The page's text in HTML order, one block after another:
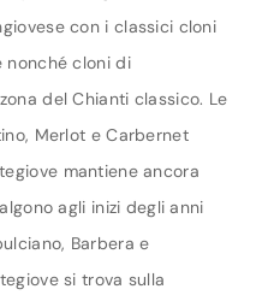
con i classici cloni
nonché cloni di
del Chianti classico. Le
Merlot e Carbernet
mantiene ancora
agli inizi degli anni
Barbera e
si trova sulla